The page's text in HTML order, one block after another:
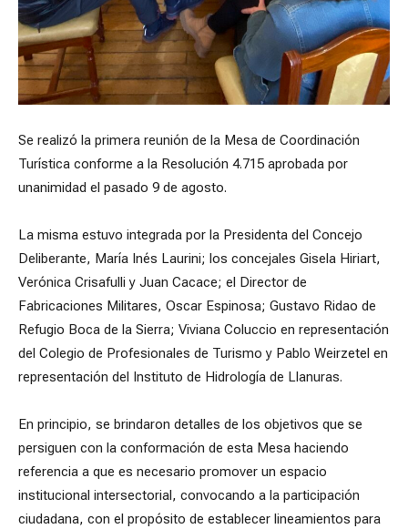
Se realizó la primera reunión de la Mesa de Coordinación
Turística conforme a la Resolución 4.715 aprobada por
unanimidad el pasado 9 de agosto.
La misma estuvo integrada por la Presidenta del Concejo
Deliberante, María Inés Laurini; los concejales Gisela Hiriart,
Verónica Crisafulli y Juan Cacace; el Director de
Fabricaciones Militares, Oscar Espinosa; Gustavo Ridao de
Refugio Boca de la Sierra; Viviana Coluccio en representación
del Colegio de Profesionales de Turismo y Pablo Weirzetel en
representación del Instituto de Hidrología de Llanuras.
En principio, se brindaron detalles de los objetivos que se
persiguen con la conformación de esta Mesa haciendo
referencia a que es necesario promover un espacio
institucional intersectorial, convocando a la participación
ciudadana, con el propósito de establecer lineamientos para